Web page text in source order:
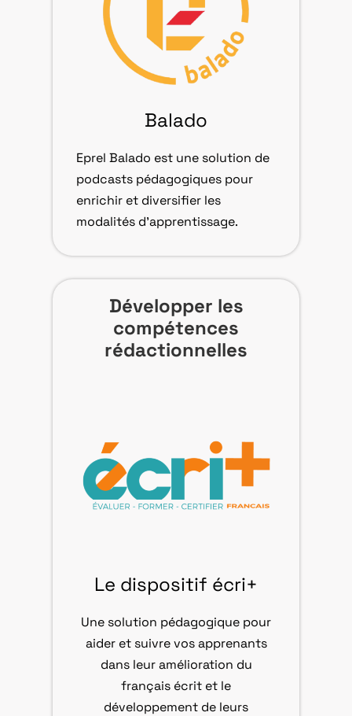
Balado
Eprel Balado est une solution de
podcasts pédagogiques pour
enrichir et diversifier les
modalités d’apprentissage.
Développer les
compétences
rédactionnelles
Le dispositif écri+
Une solution pédagogique pour
aider et suivre vos apprenants
dans leur amélioration du
français écrit et le
développement de leurs